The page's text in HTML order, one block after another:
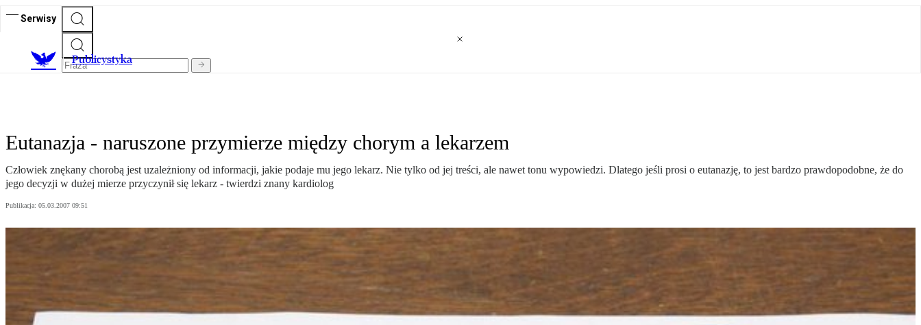
Serwisy
Publicystyka
Eutanazja - naruszone przymierze między chorym a lekarzem
Człowiek znękany chorobą jest uzależniony od informacji, jakie podaje mu jego lekarz. Nie tylko od jej treści, ale nawet tonu wypowiedzi. Dlatego jeśli prosi o eutanazję, to jest bardzo prawdopodobne, że do
jego decyzji w dużej mierze przyczynił się lekarz - twierdzi znany kardiolog
Publikacja: 05.03.2007 09:51